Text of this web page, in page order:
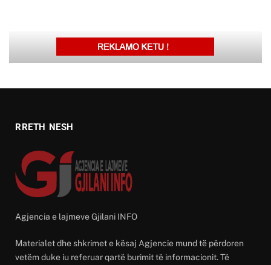
RRETH NESH
Agjencia e lajmeve Gjilani INFO
Materialet dhe shkrimet e kësaj Agjencie mund të përdoren
vetëm duke iu referuar qartë burimit të informacionit. Të